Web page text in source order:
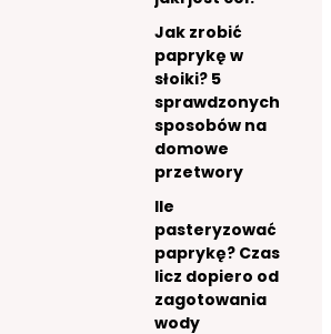
Jak zrobić
paprykę w
słoiki? 5
sprawdzonych
sposobów na
domowe
przetwory
Ile
pasteryzować
paprykę? Czas
licz dopiero od
zagotowania
wody